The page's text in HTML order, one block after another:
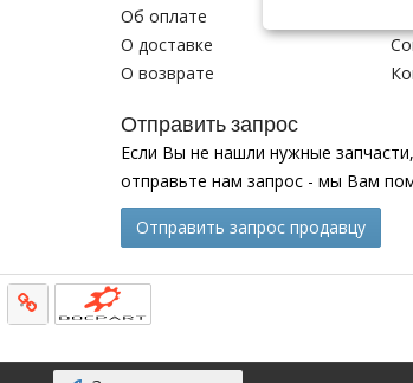
Об оплате
О доставке
О возврате
Отправить запрос
Если Вы не нашли нужные
отправьте нам запрос - мы Вам
Отправить запрос продавцу